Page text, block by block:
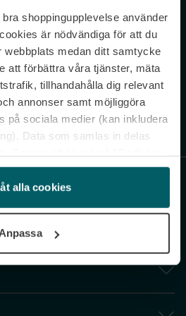
shoppingupplevelse använder
är nödvändiga för att du
webbplats medan ditt samtycke
att förbättra våra tjänster, mäta
tillhandahålla dig relevant
annonser samt möjliggöra
på sociala medier (kan inkludera
Data som samlas in delas
du samtliga cookies medan du
anpassa användningen av
ditt samtycke när som helst.
alla cookies
newsletter.
du vår Integritetspolicy. Avprenumerera